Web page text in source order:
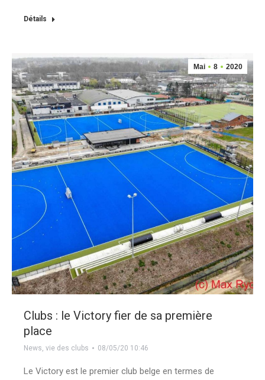
Détails
Mai 8 2020
Clubs : le Victory fier de sa première
place
News, vie des clubs 08/05/20 10:46
Le Victory est le premier club belge en termes de